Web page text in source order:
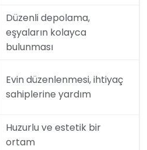
Düzenli depolama,
eşyaların kolayca
bulunması
Evin düzenlenmesi, ihtiyaç
sahiplerine yardım
Huzurlu ve estetik bir
ortam